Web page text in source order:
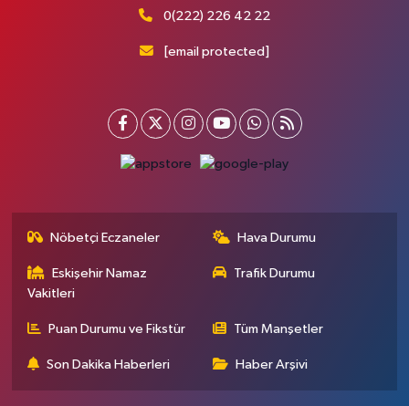
0(222) 226 42 22
[email protected]
Nöbetçi Eczaneler Hava Durumu
Eskişehir Namaz
Vakitleri
Trafik Durumu
Puan Durumu ve Fikstür Tüm Manşetler
Son Dakika Haberleri Haber Arşivi